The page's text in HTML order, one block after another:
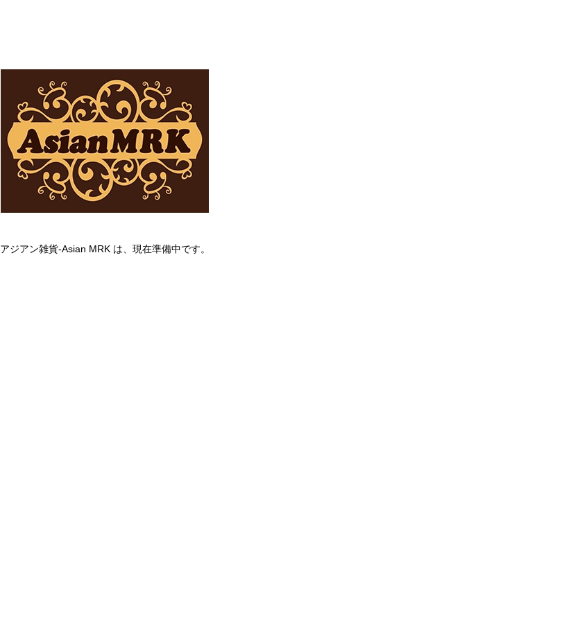
アジアン雑貨-Asian MRK は、現在準備中です。